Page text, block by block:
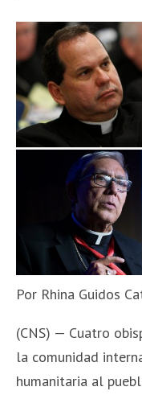
Por Rhina Guidos
(CNS) — Cuatro
la comunidad
humanitaria al